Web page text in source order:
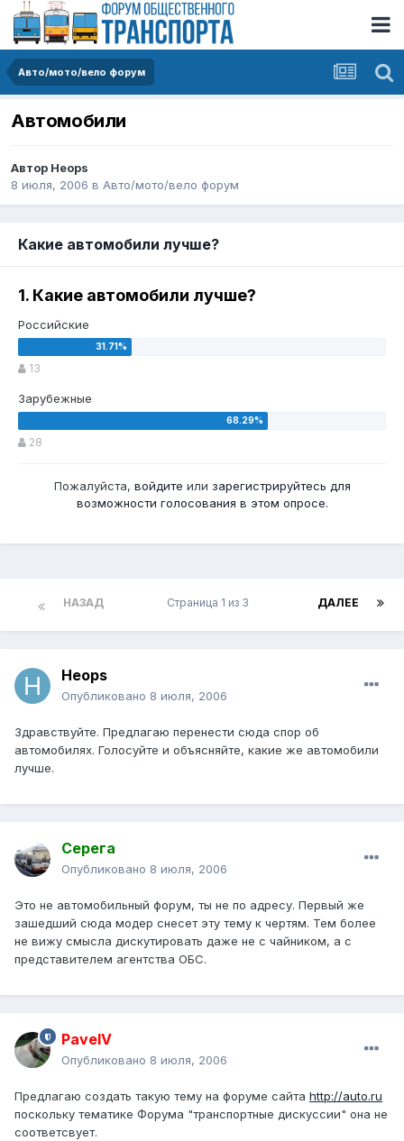
Авто/мото/вело форум
Автомобили
Автор Heops
8 июля, 2006 в Авто/мото/вело форум
Какие автомобили лучше?
1. Какие автомобили лучше?
Российские
13
Зарубежные
28
Пожалуйста, войдите или зарегистрируйтесь для
возможности голосования в этом опросе.
НАЗАД ДАЛЕЕ
Страница 1 из 3
Heops
Опубликовано 8 июля, 2006
Здравствуйте. Предлагаю перенести сюда спор об
автомобилях. Голосуйте и объясняйте, какие же автомобили
лучше.
Серега
Опубликовано 8 июля, 2006
Это не автомобильный форум, ты не по адресу. Первый же
зашедший сюда модер снесет эту тему к чертям. Тем более
не вижу смысла дискутировать даже не с чайником, а с
представителем агентства ОБС.
PavelV
Опубликовано 8 июля, 2006
Предлагаю создать такую тему на форуме сайта http://auto.ru
поскольку тематике Форума "транспортные дискуссии" она не
соответсвует.